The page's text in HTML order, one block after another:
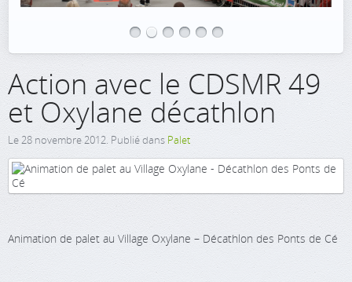
Action avec le CDSMR 49
et Oxylane décathlon
Le28 novembre 2012. Publié dans Palet
Animation de palet au Village Oxylane – Décathlon des Ponts de Cé